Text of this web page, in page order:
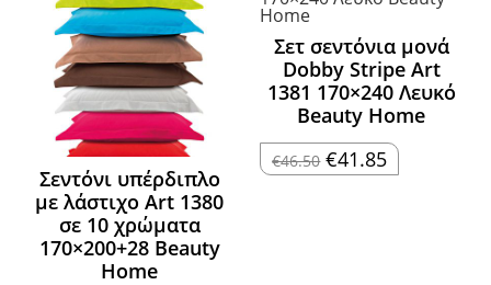
Σεντόνι υπέρδιπλο
με λάστιχο Art 1380
σε 10 χρώματα
170×200+28 Beauty
Home
Σετ σεντόνια μονά
Dobby Stripe Art
1381 170×240 Λευκό
Beauty Home
€46.50 Original
price
€41.85 Η
τρέχουσα